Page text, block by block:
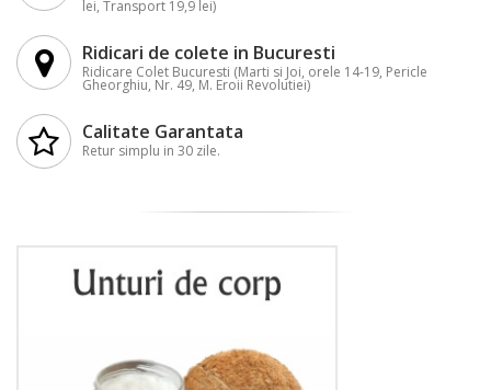
lei, Transport 19,9 lei)
Ridicari de colete in Bucuresti
Ridicare Colet Bucuresti (Marti si Joi, orele 14-19, Pericle
Gheorghiu, Nr. 49, M. Eroii Revolutiei)
Calitate Garantata
Retur simplu in 30 zile.